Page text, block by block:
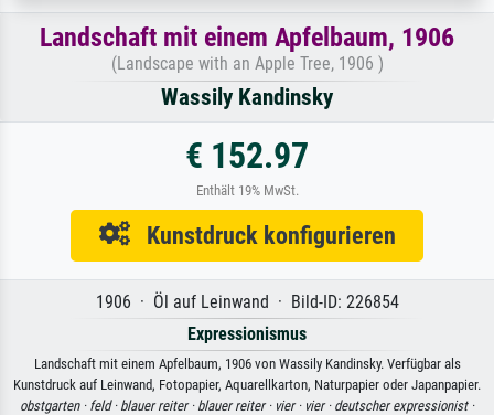
Landschaft mit einem Apfelbaum, 1906
(Landscape with an Apple Tree, 1906 )
Wassily Kandinsky
€ 152.97
Enthält 19% MwSt.
Kunstdruck konfigurieren
1906 · Öl auf Leinwand · Bild-ID: 226854
Expressionismus
Landschaft mit einem Apfelbaum, 1906 von Wassily Kandinsky. Verfügbar als
Kunstdruck auf Leinwand, Fotopapier, Aquarellkarton, Naturpapier oder Japanpapier.
obstgarten · feld · blauer reiter · blauer reiter · vier · vier · deutscher expressionist ·